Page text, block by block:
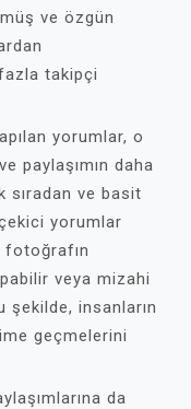
ve özgün
takipçi
yorumlar, o
paylaşımın daha
sıradan ve basit
yorumlar
fotoğrafın
veya mizahi
şekilde, insanların
geçmelerini
da